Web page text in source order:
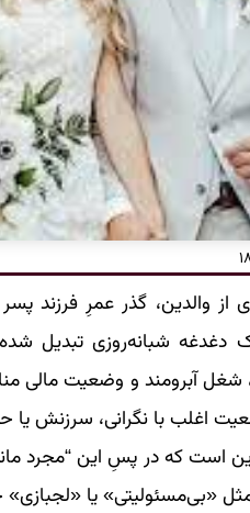
دغدغه شبانه‌روزی تبدیل
آبرومند و وضعیت مالی
اغلب با نگرانی، سرزنش
است که در پسِ این “مجرد
«بی‌مسئولیتی» یا